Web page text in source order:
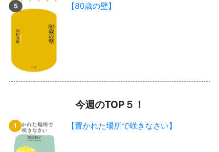
【80歳の壁】
今週のTOP５！
【置かれた場所で咲きなさい】